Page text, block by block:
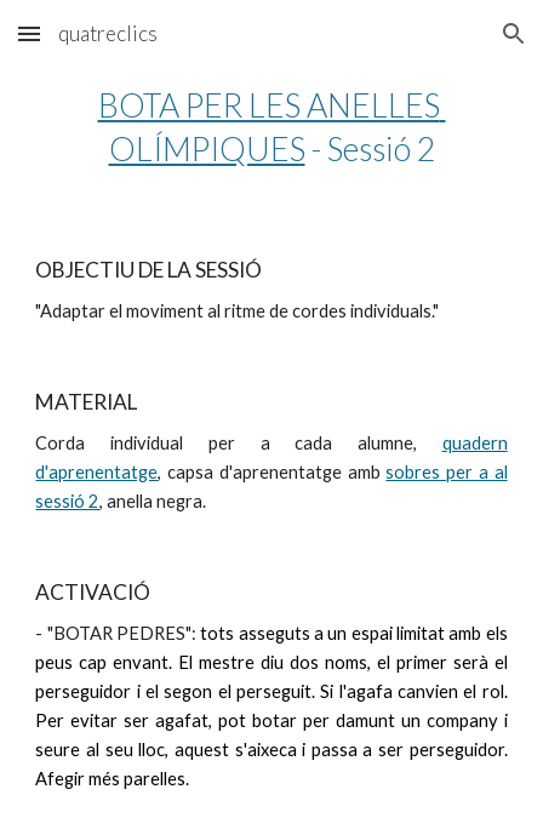
Skip to main content Skip to navigation
quatreclics
BOTA PER LES ANELLES
OLÍMPIQUES - Sessió 2
OBJECTIU DE LA SESSIÓ
"Adaptar el moviment al ritme de cordes individuals."
MATERIAL
Corda individual per a cada alumne, quadern
d'aprenentatge, capsa d'aprenentatge ambsobres per a al
sessió 2, anella negra.
ACTIVACIÓ
- "BOTAR PEDRES":tots asseguts a un espai limitat amb els
peus cap envant. El mestre diu dos noms, el primer serà el
perseguidor i el segon el perseguit. Si l'agafa canvien el rol.
Per evitar ser agafat, pot botar per damunt un company i
seure al seu lloc, aquest s'aixeca i passa a ser perseguidor.
Afegir més parelles.